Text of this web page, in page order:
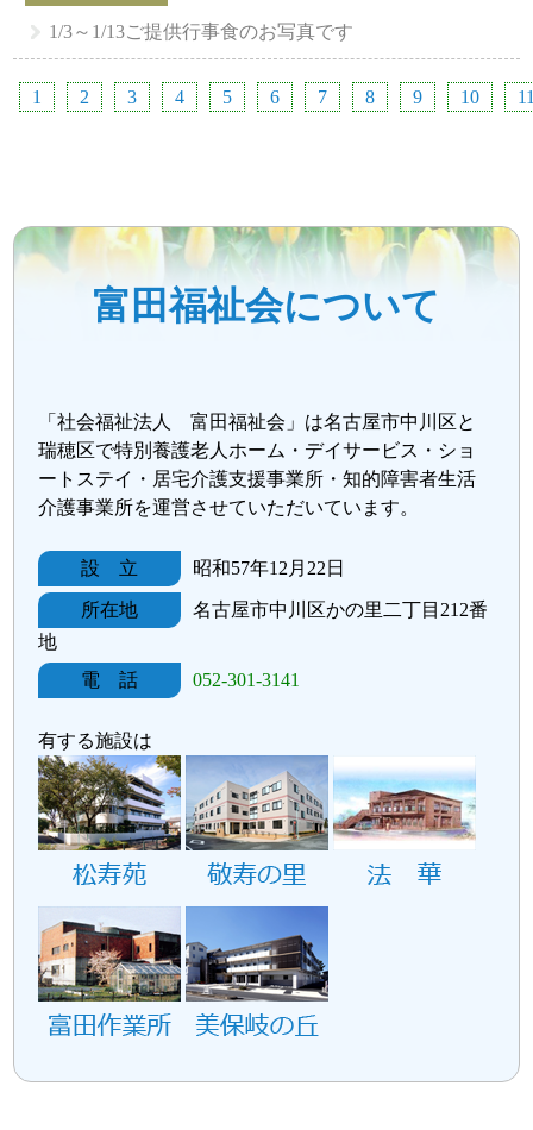
1/3～1/13ご提供行事食のお写真です
1 2 3 4 5 6 7 8 9 10
富田福祉会について
「社会福祉法人 富田福祉会」は名古屋市中川区と
瑞穂区で特別養護老人ホーム・デイサービス・ショ
ートステイ・居宅介護支援事業所・知的障害者生活
介護事業所を運営させていただいています。
設 立 昭和57年12月22日
所在地
名古屋市中川区かの里二丁目212番
地
電 話
052-301-3141
有する施設は